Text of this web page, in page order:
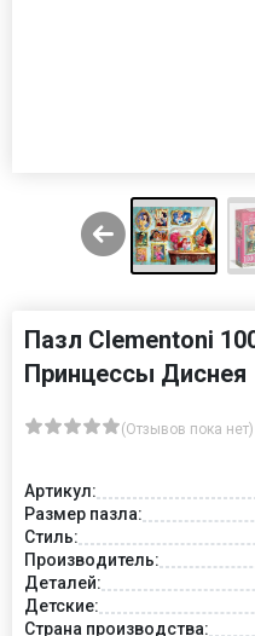
Пазл Clementoni
Принцессы Диснея
(Отзывов пока нет)
Артикул:
Размер пазла:
Стиль:
Производитель:
Деталей:
Детские:
Страна производства: